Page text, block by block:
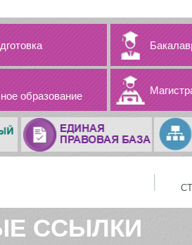
образование
ССЫЛКИ